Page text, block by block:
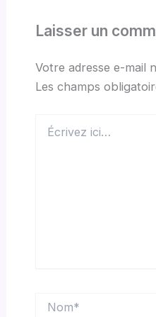
Laisser un
Votre adresse e-mail
Les champs
ici…